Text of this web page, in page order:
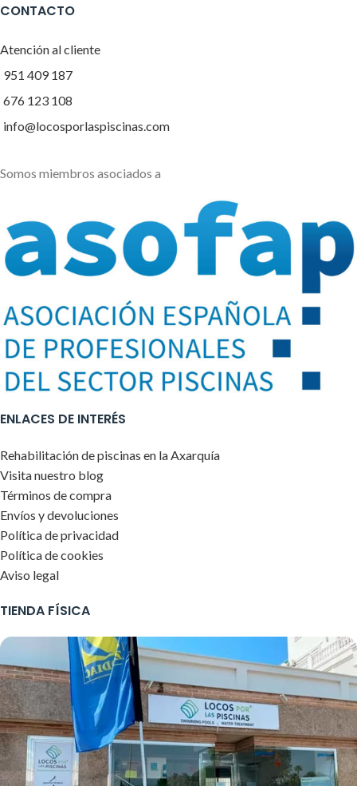
CONTACTO
Atención al cliente
951 409 187
676 123 108
info@locosporlaspiscinas.com
Somos miembros asociados a
ENLACES DE INTERÉS
Rehabilitación de piscinas en la Axarquía
Visita nuestro blog
Términos de compra
Envíos y devoluciones
Política de privacidad
Política de cookies
Aviso legal
TIENDA FÍSICA